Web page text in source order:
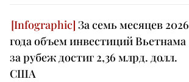
За семь месяцев 2026
года объем инвестиций Вьетнама
за рубеж достиг 2,36 млрд. долл.
США